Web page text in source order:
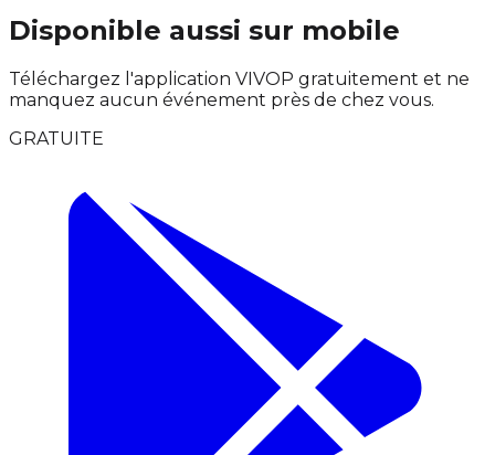
Disponible aussi sur mobile
Téléchargez l'application VIVOP gratuitement et ne
manquez aucun événement près de chez vous.
GRATUITE